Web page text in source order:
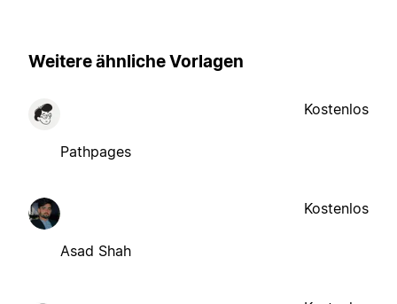
Weitere ähnliche Vorlagen
Pathpages
Kostenlos
Asad Shah
Kostenlos